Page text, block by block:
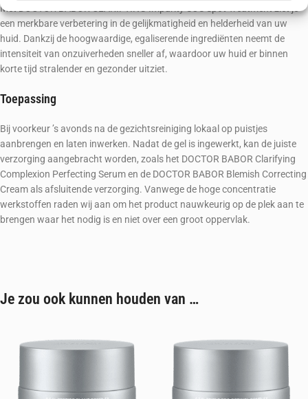
Met DOCTOR BABOR CLARIFYING Impurity SOS Spot Treatment ziet je
een merkbare verbetering in de gelijkmatigheid en helderheid van uw
huid. Dankzij de hoogwaardige, egaliserende ingrediënten neemt de
intensiteit van onzuiverheden sneller af, waardoor uw huid er binnen
korte tijd stralender en gezonder uitziet.
Toepassing
Bij voorkeur ’s avonds na de gezichtsreiniging lokaal op puistjes
aanbrengen en laten inwerken. Nadat de gel is ingewerkt, kan de juiste
verzorging aangebracht worden, zoals het DOCTOR BABOR Clarifying
Complexion Perfecting Serum en de DOCTOR BABOR Blemish Correcting
Cream als afsluitende verzorging. Vanwege de hoge concentratie
werkstoffen raden wij aan om het product nauwkeurig op de plek aan te
brengen waar het nodig is en niet over een groot oppervlak.
Je zou ook kunnen houden van …